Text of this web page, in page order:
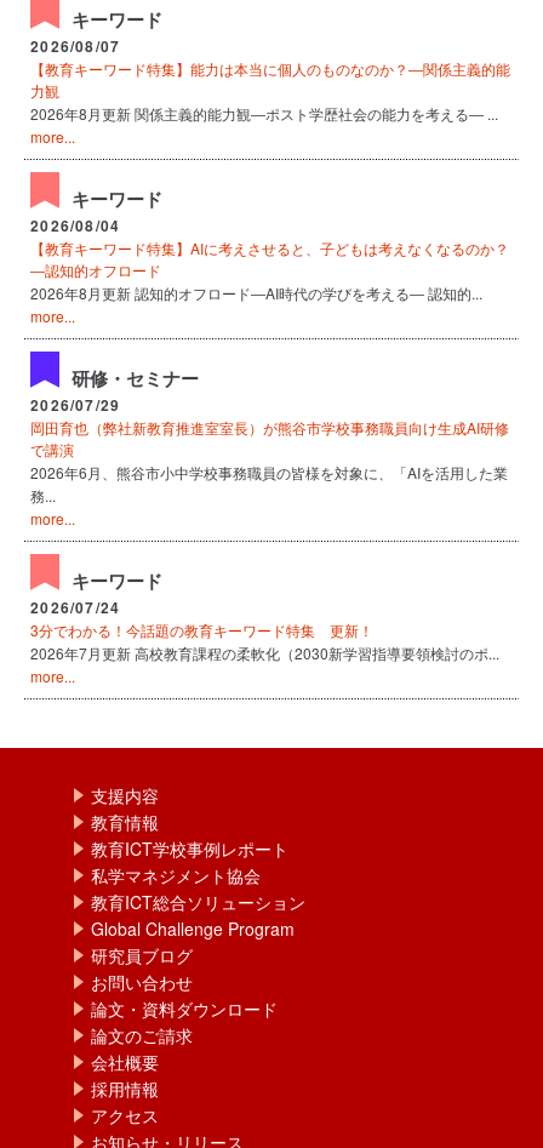
キーワード
2026/08/07
【教育キーワード特集】能力は本当に個人のものなのか？―関係主義的能
力観
2026年8月更新 関係主義的能力観―ポスト学歴社会の能力を考える― ...
more...
キーワード
2026/08/04
【教育キーワード特集】AIに考えさせると、子どもは考えなくなるのか？
―認知的オフロード
2026年8月更新 認知的オフロード―AI時代の学びを考える― 認知的...
more...
研修・セミナー
2026/07/29
岡田育也（弊社新教育推進室室長）が熊谷市学校事務職員向け生成AI研修
で講演
2026年6月、熊谷市小中学校事務職員の皆様を対象に、「AIを活用した業
務...
more...
キーワード
2026/07/24
3分でわかる！今話題の教育キーワード特集 更新！
2026年7月更新 高校教育課程の柔軟化（2030新学習指導要領検討のポ...
more...
支援内容
教育情報
教育ICT学校事例レポート
私学マネジメント協会
教育ICT総合ソリューション
Global Challenge Program
研究員ブログ
お問い合わせ
論文・資料ダウンロード
論文のご請求
会社概要
採用情報
アクセス
お知らせ・リリース